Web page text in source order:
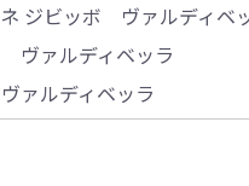
ネ ジビッボ ヴァルディベ
ヴァルディベッラ
ァルディベッラ